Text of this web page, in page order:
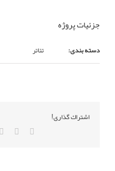
جزئیات پروژه
دسته بندی: تئاتر
اشتراك گذاری!